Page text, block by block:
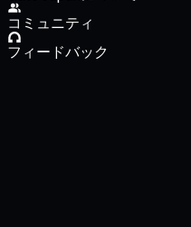
コミュニティ
フィードバック